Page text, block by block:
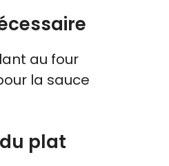
au four
la sauce
plat